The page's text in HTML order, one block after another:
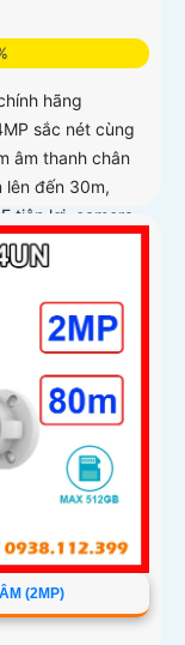
hãng
sắc nét cùng
âm thanh chân
đến 30m,
tiện lợi, camera
tiết
(2MP)